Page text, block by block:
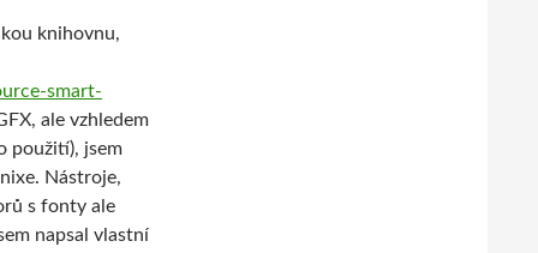
knihovnu,
smart-
ale vzhledem
použití), jsem
Nástroje,
s fonty ale
napsal vlastní